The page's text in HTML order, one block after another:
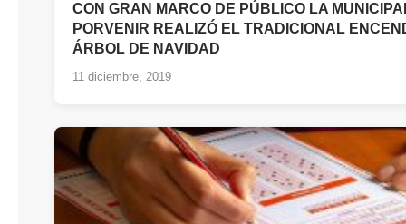
CON GRAN MARCO DE PÚBLICO LA
PORVENIR REALIZÓ EL TRADICIONAL
ÁRBOL DE NAVIDAD
11 diciembre, 2019